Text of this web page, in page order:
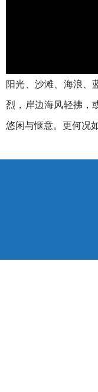
阳光、沙滩、海浪
烈，岸边海风轻拂，
悠闲与惬意。更何况